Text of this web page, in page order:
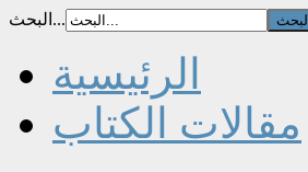
البحث...
الرئيسية
مقالات الكتاب